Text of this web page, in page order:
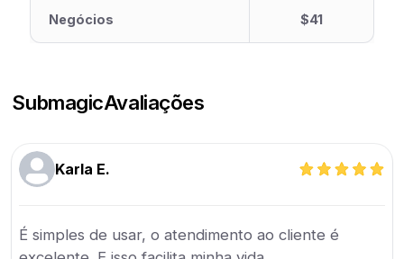
Negócios $41
SubmagicAvaliações
Karla E.
É simples de usar, o atendimento ao cliente é